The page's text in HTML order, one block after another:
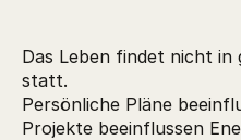
Das Leben findet nicht
statt.
Persönliche Pläne
Projekte beeinflussen